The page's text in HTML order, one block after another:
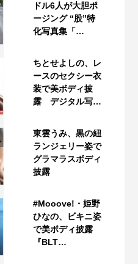
ドル6人が大胆ポ
ージング “股”特
化写真集「…
ちとせよしの、レ
ースのセクシー衣
装で美ボディ披
露 デジタル写…
東雲うみ、黒の紐
ランジェリー姿で
グラマラスボディ
披露
#Mooove!・姫野
ひなの、ビキニ姿
で美ボディ披露
『BLT…